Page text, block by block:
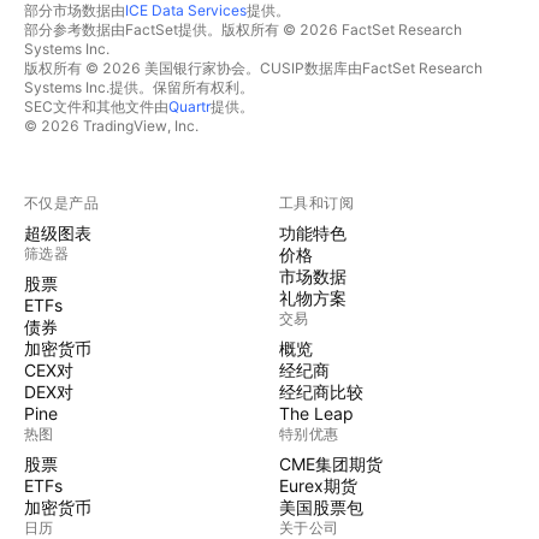
部分市场数据由ICE Data Services提供。
部分参考数据由FactSet提供。版权所有 © 2026 FactSet Research
Systems Inc.
版权所有 © 2026 美国银行家协会。CUSIP数据库由FactSet Research
Systems Inc.提供。保留所有权利。
SEC文件和其他文件由Quartr提供。
© 2026 TradingView, Inc.
不仅是产品
超级图表
筛选器
股票
ETFs
债券
加密货币
CEX对
DEX对
Pine
热图
股票
ETFs
加密货币
日历
工具和订阅
功能特色
价格
市场数据
礼物方案
交易
概览
经纪商
经纪商比较
The Leap
特别优惠
CME集团期货
Eurex期货
美国股票包
关于公司